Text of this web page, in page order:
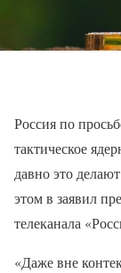
Россия по
тактическое
давно это
этом в заявил
телеканала
«Даже вне